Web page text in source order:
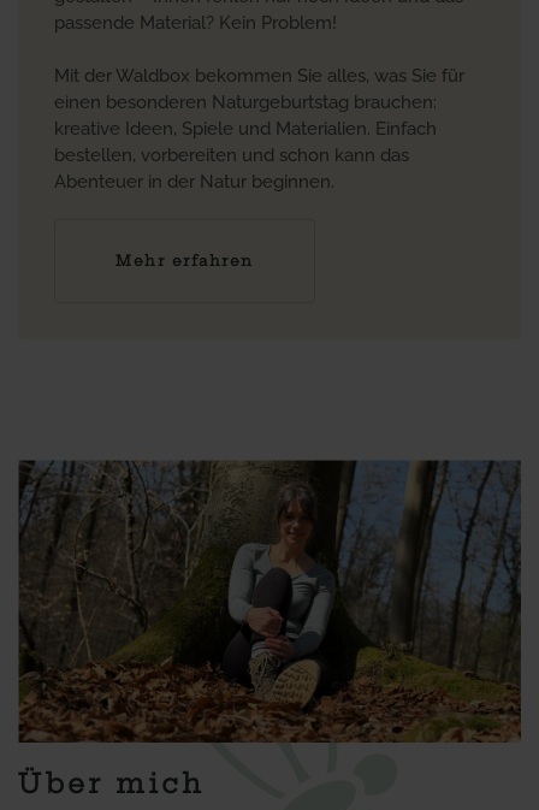
passende Material? Kein Problem!
Mit der Waldbox bekommen Sie alles, was Sie für
einen besonderen Naturgeburtstag brauchen:
kreative Ideen, Spiele und Materialien. Einfach
bestellen, vorbereiten und schon kann das
Abenteuer in der Natur beginnen.
Mehr erfahren
Über mich